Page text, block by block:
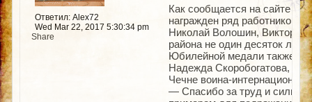
Ответил: Alex72
Wed Mar 22, 2017 5:30:34 pm
Share
Как сообщается на сайте
награжден ряд работников
Николай Волошин, Виктор
района не один десяток лет
Юбилейной медали также
Надежда Скоробогатова,
Чечне воина-
― Спасибо за труд и силы,